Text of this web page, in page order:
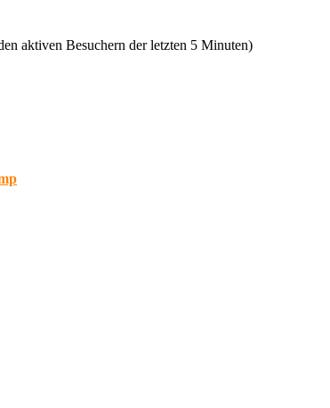
aktiven Besuchern der letzten 5 Minuten)